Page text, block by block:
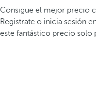
Consigue el mejor precio
Registrate o inicia sesión
este fantástico precio solo